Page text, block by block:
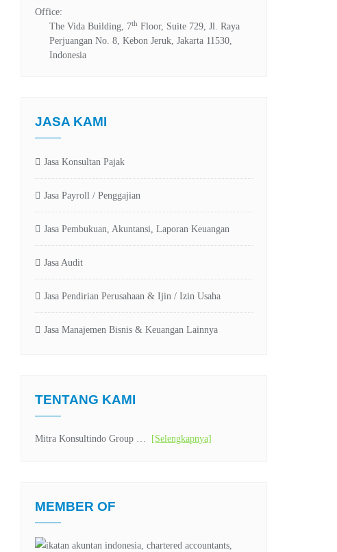
Office:
The Vida Building, 7th Floor, Suite 729, Jl. Raya
Perjuangan No. 8, Kebon Jeruk, Jakarta 11530,
Indonesia
JASA KAMI
Jasa Konsultan Pajak
Jasa Payroll / Penggajian
Jasa Pembukuan, Akuntansi, Laporan Keuangan
Jasa Audit
Jasa Pendirian Perusahaan & Ijin / Izin Usaha
Jasa Manajemen Bisnis & Keuangan Lainnya
TENTANG KAMI
Mitra Konsultindo Group … [Selengkapnya]
MEMBER OF